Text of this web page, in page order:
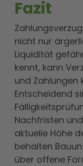
Fazit
nicht nur
Liquidität
kennt, kann
und Zahlungen
Entscheidend
Nachfristen
aktuelle Höhe
behalten
über offene